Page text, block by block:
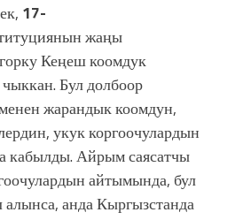
17-
жаңы
Кеңеш коомдук
Бул долбоор
жарандык коомдун,
укук коргоочулардын
кабылды. Айрым саясатчы
айтымында, бул
анда Кыргызстанда